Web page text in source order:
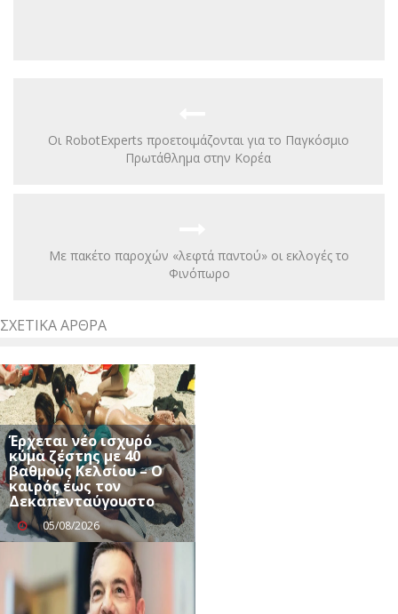
Οι RobotExperts προετοιμάζονται για το Παγκόσμιο
Πρωτάθλημα στην Κορέα
Με πακέτο παροχών «λεφτά παντού» οι εκλογές το
Φινόπωρο
ΣΧΕΤΙΚΆ ΆΡΘΡΑ
Έρχεται νέο ισχυρό
κύμα ζέστης με 40
βαθμούς Κελσίου – Ο
καιρός έως τον
Δεκαπενταύγουστο
05/08/2026